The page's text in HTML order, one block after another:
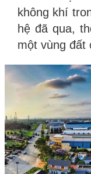
không khí
hệ đã qua,
một vùng đất